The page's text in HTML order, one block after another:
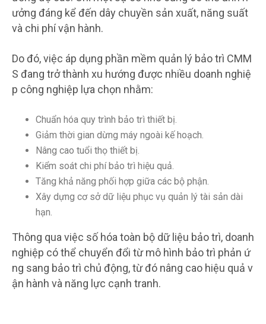
ưởng đáng kể đến dây chuyền sản xuất, năng suất
và chi phí vận hành.
Do đó, việc áp dụng phần mềm quản lý bảo trì CMM
S đang trở thành xu hướng được nhiều doanh nghiệ
p công nghiệp lựa chọn nhằm:
Chuẩn hóa quy trình bảo trì thiết bị.
Giảm thời gian dừng máy ngoài kế hoạch.
Nâng cao tuổi thọ thiết bị.
Kiểm soát chi phí bảo trì hiệu quả.
Tăng khả năng phối hợp giữa các bộ phận.
Xây dựng cơ sở dữ liệu phục vụ quản lý tài sản dài
hạn.
Thông qua việc số hóa toàn bộ dữ liệu bảo trì, doanh
nghiệp có thể chuyển đổi từ mô hình bảo trì phản ứ
ng sang bảo trì chủ động, từ đó nâng cao hiệu quả v
ận hành và năng lực cạnh tranh.